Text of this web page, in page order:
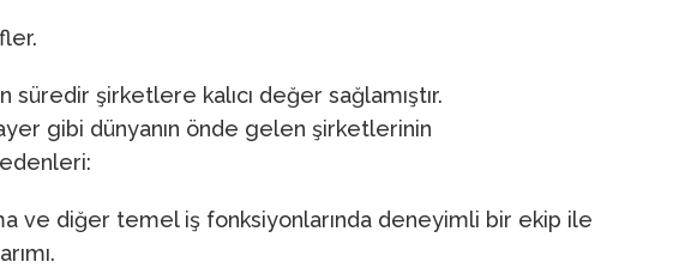
süredir şirketlere kalıcı değer sağlamıştır.
gibi dünyanın önde gelen şirketlerinin
ve diğer temel iş fonksiyonlarında deneyimli bir ekip ile